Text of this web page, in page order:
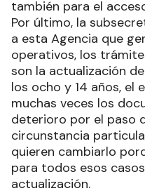
también para el
Por último, la
a esta Agencia que
operativos, los
son la actualización
los ocho y 14 años, el
muchas veces los
deterioro por el paso
circunstancia
quieren cambiarlo
para todos esos
actualización.